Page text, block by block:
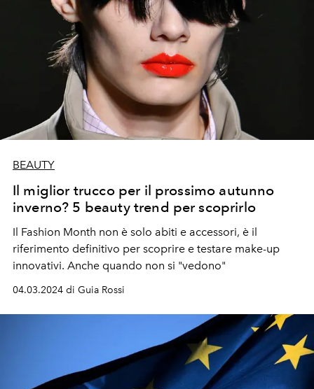
BEAUTY
Il miglior trucco per il prossimo autunno
inverno? 5 beauty trend per scoprirlo
Il Fashion Month non è solo abiti e accessori, è il
riferimento definitivo per scoprire e testare make-up
innovativi. Anche quando non si "vedono"
04.03.2024 di Guia Rossi